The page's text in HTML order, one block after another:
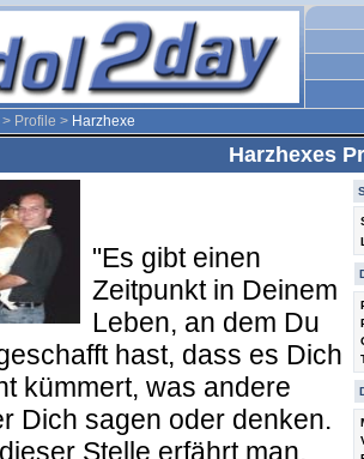
> Profile > Harzhexe
Harzhexes
"Es gibt einen
Zeitpunkt in Deinem
Leben, an dem Du
hast, dass es Dich
kümmert, was andere
Dich sagen oder denken.
Stelle erfährt man,